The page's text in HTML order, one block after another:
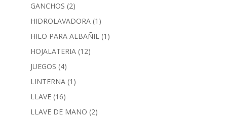
GANCHOS (2)
HIDROLAVADORA (1)
HILO PARA ALBAÑIL (1)
HOJALATERIA (12)
JUEGOS (4)
LINTERNA (1)
LLAVE (16)
LLAVE DE MANO (2)